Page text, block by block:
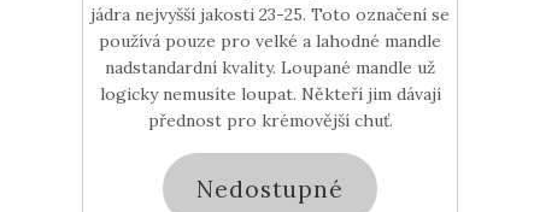
jádra nejvyšší jakosti 23-25. Toto označení se
používá pouze pro velké a lahodné mandle
nadstandardní kvality. Loupané mandle už
logicky nemusíte loupat. Někteří jim dávají
přednost pro krémovější chuť.
Nedostupné